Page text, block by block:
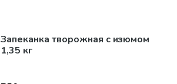
Запеканка творожная с изюмом
1,35 кг